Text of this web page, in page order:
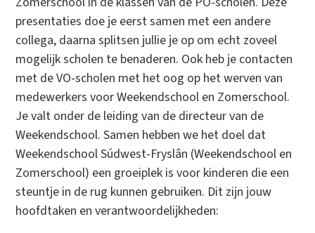
presentaties doe je eerst samen met een andere
collega, daarna splitsen jullie je op om echt zoveel
mogelijk scholen te benaderen. Ook heb je contacten
met de VO-scholen met het oog op het werven van
medewerkers voor Weekendschool en Zomerschool.
Je valt onder de leiding van de directeur van de
Weekendschool. Samen hebben we het doel dat
Weekendschool Súdwest-Fryslân (Weekendschool en
Zomerschool) een groeiplek is voor kinderen die een
steuntje in de rug kunnen gebruiken. Dit zijn jouw
hoofdtaken en verantwoordelijkheden: